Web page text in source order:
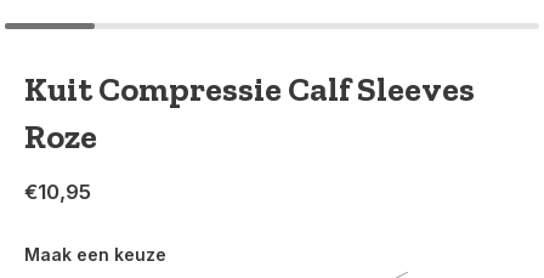
Kuit Compressie Calf Sleeves
Roze
€10,95
Maak een keuze